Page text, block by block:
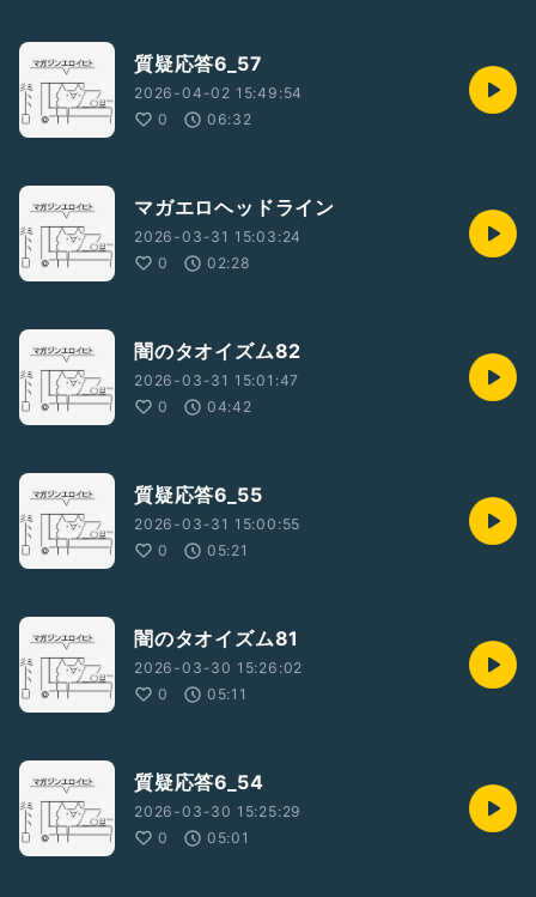
質疑応答6_57
2026-04-02 15:49:54
0
06:32
マガエロヘッドライン
2026-03-31 15:03:24
0
02:28
闇のタオイズム82
2026-03-31 15:01:47
0
04:42
質疑応答6_55
2026-03-31 15:00:55
0
05:21
闇のタオイズム81
2026-03-30 15:26:02
0
05:11
質疑応答6_54
2026-03-30 15:25:29
0
05:01